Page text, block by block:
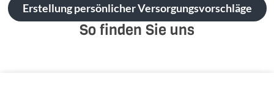
Erstellung persönlicher Versorgungsvorschläge
So finden Sie uns